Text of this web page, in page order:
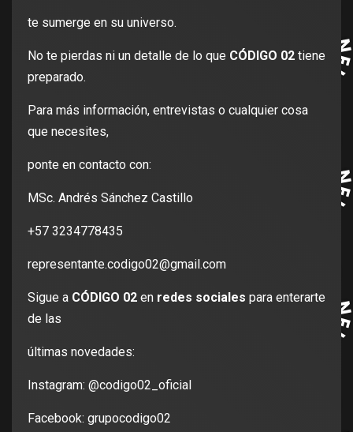
te sumerge en su universo.
No te pierdas ni un detalle de lo que CÓDIGO 02 tiene
preparado.
Para más información, entrevistas o cualquier cosa
que necesites,
ponte en contacto con:
MSc. Andrés Sánchez Castillo
+57 3234778435
representante.codigo02@gmail.com
Sigue a CÓDIGO 02 en redes sociales para enterarte
de las
últimas novedades:
Instagram: @codigo02_oficial
Facebook: grupocodigo02